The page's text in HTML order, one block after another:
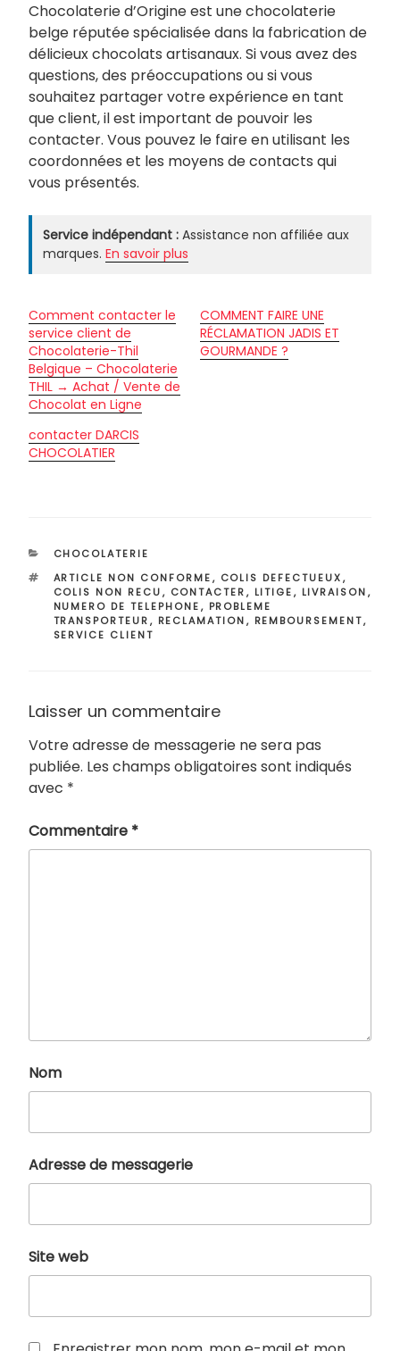
Chocolaterie d’Origine est une chocolaterie
belge réputée spécialisée dans la fabrication de
délicieux chocolats artisanaux. Si vous avez des
questions, des préoccupations ou si vous
souhaitez partager votre expérience en tant
que client, il est important de pouvoir les
contacter. Vous pouvez le faire en utilisant les
coordonnées et les moyens de contacts qui
vous présentés.
Service indépendant : Assistance non affiliée aux
marques. En savoir plus
Comment contacter le
service client de
Chocolaterie-Thil
Belgique – Chocolaterie
THIL → Achat / Vente de
Chocolat en Ligne
COMMENT FAIRE UNE
RÉCLAMATION JADIS ET
GOURMANDE ?
contacter DARCIS
CHOCOLATIER
CATÉGORIES
CHOCOLATERIE
ÉTIQUETTES
ARTICLE NON CONFORME, COLIS DEFECTUEUX,
COLIS NON RECU, CONTACTER, LITIGE, LIVRAISON,
NUMERO DE TELEPHONE, PROBLEME
TRANSPORTEUR, RECLAMATION, REMBOURSEMENT,
SERVICE CLIENT
Laisser un commentaire
Votre adresse de messagerie ne sera pas
publiée. Les champs obligatoires sont indiqués
avec *
Commentaire *
Nom
Adresse de messagerie
Site web